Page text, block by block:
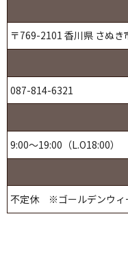
〒769-2101 香川県 さぬ
087-814-6321
9:00～19:00（L.O18:00）
不定休 ※ゴールデンウィ